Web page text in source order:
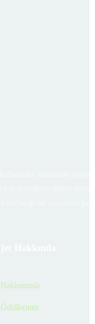
Hakkımızda
Ödüllerimiz